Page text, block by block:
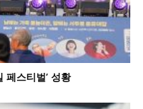
페스티벌’ 성황